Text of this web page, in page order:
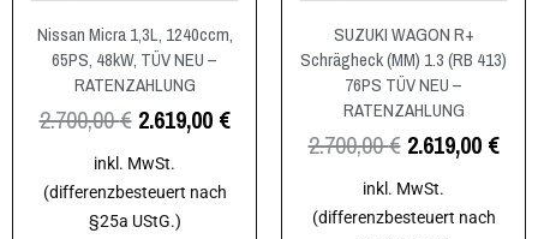
Nissan Micra 1,3L, 1240ccm,
65PS, 48kW, TÜV NEU –
RATENZAHLUNG
2.700,00€ 2.619,00 €
inkl. MwSt.
(differenzbesteuert nach
§25a UStG.)
SUZUKI WAGON R+
Schrägheck (MM) 1.3 (RB 413)
76PS TÜV NEU –
RATENZAHLUNG
2.700,00€ 2.619,00 €
inkl. MwSt.
(differenzbesteuert nach